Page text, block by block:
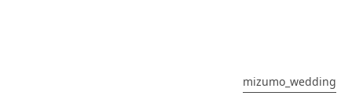
mizumo_wedding